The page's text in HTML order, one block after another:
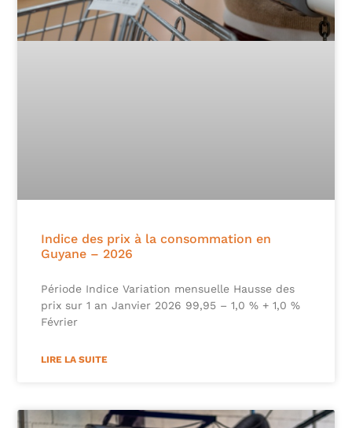
Indice des prix à la consommation en
Guyane – 2026
Période Indice Variation mensuelle Hausse des
prix sur 1 an Janvier 2026 99,95 – 1,0 % + 1,0 %
Février
LIRE LA SUITE